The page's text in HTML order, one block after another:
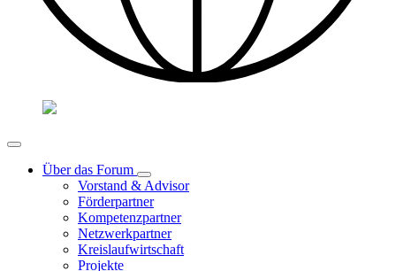
Über das Forum
Vorstand & Advisor
Förderpartner
Kompetenzpartner
Netzwerkpartner
Kreislaufwirtschaft
Projekte